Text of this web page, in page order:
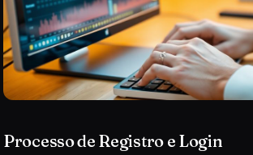
Processo de Registro e Login